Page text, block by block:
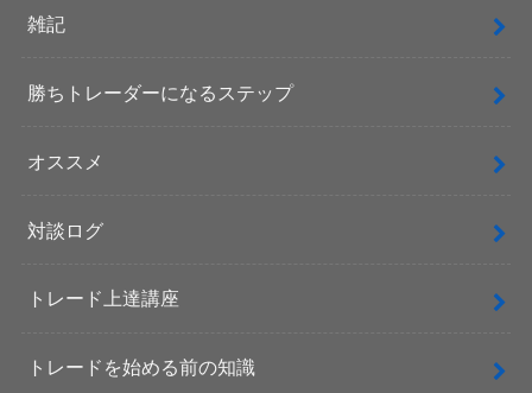
雑記
勝ちトレーダーになるステップ
オススメ
対談ログ
トレード上達講座
トレードを始める前の知識